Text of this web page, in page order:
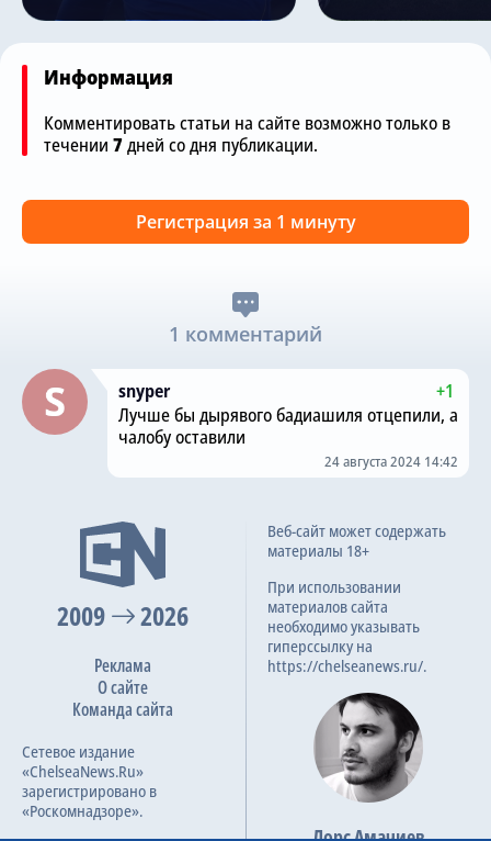
Информация
Комментировать статьи на сайте возможно только в
течении 7дней со дня публикации.
Регистрация за 1 минуту
1 комментарий
snyper
+1
Лучше бы дырявого бадиашиля отцепили, а
чалобу оставили
24 августа 2024 14:42
2009 2026
Реклама
О сайте
Команда сайта
Сетевое издание
«ChelseaNews.Ru»
зарегистрировано в
«Роскомнадзоре».
Веб-сайт может содержать
материалы 18+
При использовании
материалов сайта
необходимо указывать
гиперссылку на
https://chelseanews.ru/.